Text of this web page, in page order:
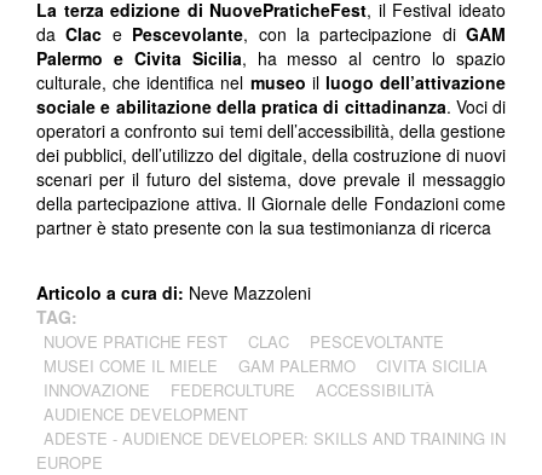
La terza edizione di NuovePraticheFest, il Festival ideato
daClac e Pescevolante, con la partecipazione di GAM
Palermo e Civita Sicilia, ha messo al centro lo spazio
culturale, che identifica nel museo il luogo dell’attivazione
sociale e abilitazione della pratica di cittadinanza. Voci di
operatori a confronto sui temi dell’accessibilità, della gestione
dei pubblici, dell’utilizzo del digitale, della costruzione di nuovi
scenari per il futuro del sistema, dove prevale il messaggio
della partecipazione attiva. Il Giornale delle Fondazioni come
partner è stato presente con la sua testimonianza di ricerca
Articolo a cura di: Neve Mazzoleni
TAG:
NUOVE PRATICHE FEST CLAC
PESCEVOLTANTE
MUSEI COME IL MIELE
GAM PALERMO
CIVITA SICILIA
INNOVAZIONE
FEDERCULTURE
ACCESSIBILITÀ
AUDIENCE DEVELOPMENT
ADESTE - AUDIENCE DEVELOPER: SKILLS AND TRAINING IN
EUROPE